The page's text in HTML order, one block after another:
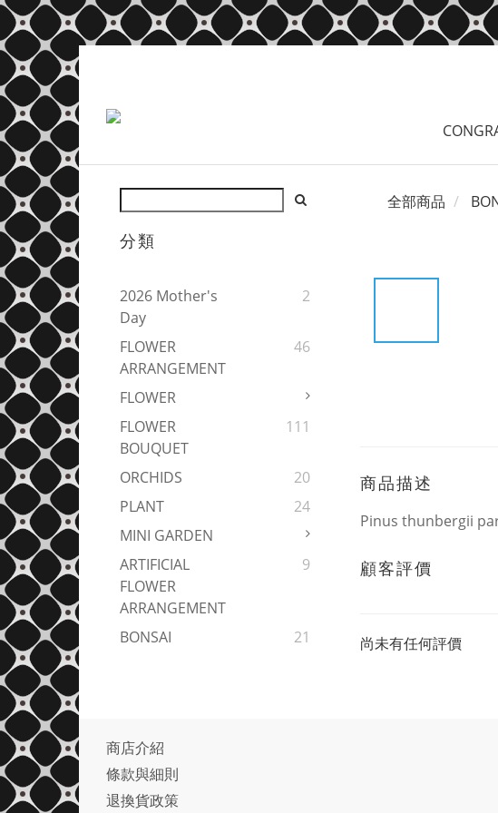
分類
2026 Mother's
Day
2
FLOWER
ARRANGEMENT
46
FLOWER
FLOWER
BOUQUET
111
ORCHIDS
20
PLANT
24
MINI GARDEN
ARTIFICIAL
FLOWER
ARRANGEMENT
9
BONSAI 21
全部商品
商品描述
Pinus thunbergii
顧客評價
尚未有任何評價
商店介紹
條款與細則
退換貨政策